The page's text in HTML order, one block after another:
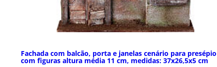
Fachada com balcão, porta e janelas cenário para presépio
com figuras altura média 11 cm, medidas: 37x26,5x5 cm